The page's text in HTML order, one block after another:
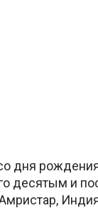
дня
десятым и